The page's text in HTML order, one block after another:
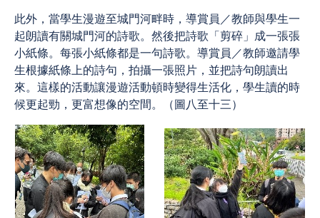
此外，當學生漫遊至城門河畔時，導賞員／教師與學生一
起朗讀有關城門河的詩歌。然後把詩歌「剪碎」成一張張
小紙條。每張小紙條都是一句詩歌。導賞員／教師邀請學
生根據紙條上的詩句，拍攝一張照片，並把詩句朗讀出
來。這樣的活動讓漫遊活動頓時變得生活化，學生讀的時
候更起勁，更富想像的空間。（圖八至十三）